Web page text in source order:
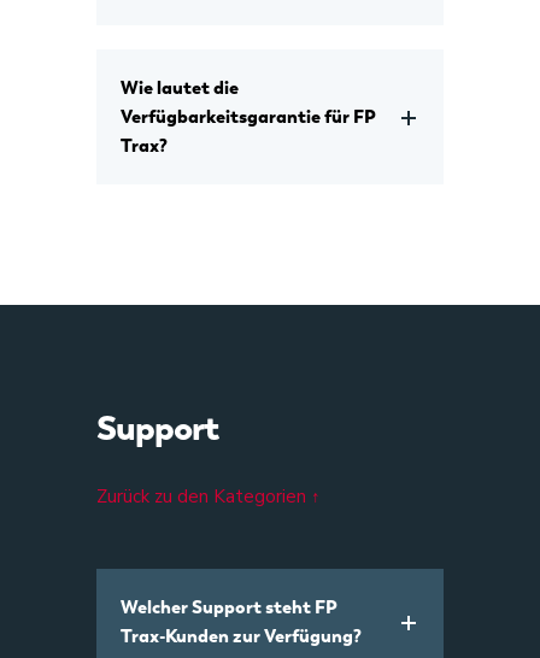
Wie lautet die
Verfügbarkeitsgarantie für FP
Trax?
Support
Zurück zu den Kategorien ↑
Welcher Support steht FP
Trax-Kunden zur Verfügung?